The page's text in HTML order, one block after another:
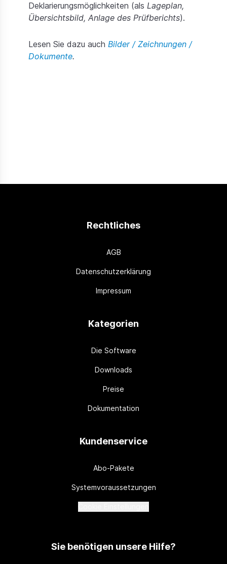
Deklarierungsmöglichkeiten (als Lageplan,
Übersichtsbild, Anlage des Prüfberichts).
Lesen Sie dazu auch Bilder / Zeichnungen /
Dokumente.
Sie benötigen unsere Hilfe?
Rechtliches
AGB
Datenschutzerklärung
Impressum
Kategorien
Die Software
Downloads
Preise
Dokumentation
Kundenservice
Abo-Pakete
Systemvoraussetzungen